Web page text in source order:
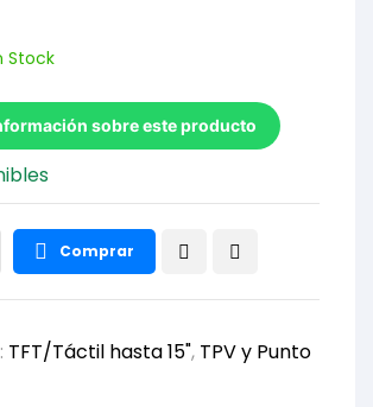
Stock
sobre este producto
Comprar
TFT/Táctil hasta 15", TPV y Punto